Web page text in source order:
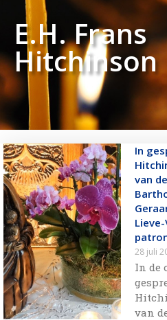
E.H. Frans
Hitchinson
In
van
28 juli
In de
van